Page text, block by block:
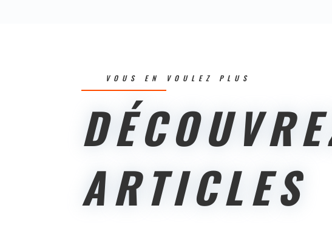
VOUS EN VOULEZ PLUS
ARTICLES